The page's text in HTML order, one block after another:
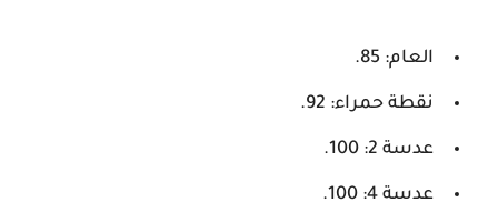
العام: 85.
نقطة حمراء: 92.
عدسة 2: 100.
عدسة 4: 100.